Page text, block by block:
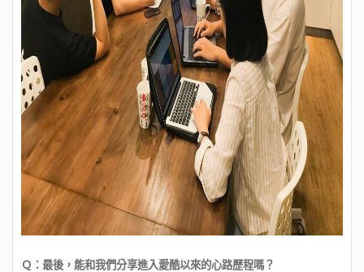
Ｑ：最後，能和我們分享進入愛酷以來的心路歷程嗎？